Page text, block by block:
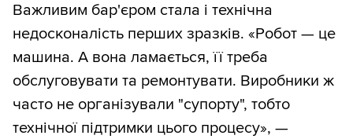
Важливим бар'єром стала і технічна
недосконалість перших зразків. «Робот — це
машина. А вона ламається, її треба
обслуговувати та ремонтувати. Виробники ж
часто не організували "супорту", тобто
технічної підтримки цього процесу», —